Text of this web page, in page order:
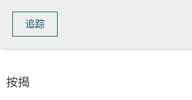
按揭
追踪